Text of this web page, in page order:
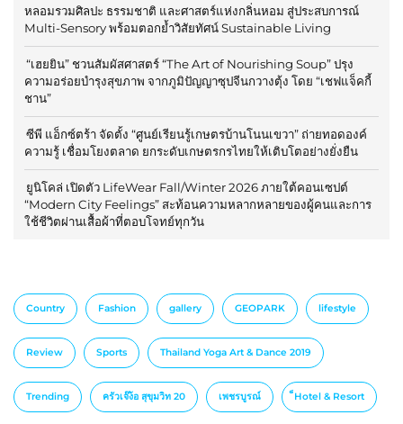
หลอมรวมศิลปะ ธรรมชาติ และศาสตร์แห่งกลิ่นหอม สู่ประสบการณ์
Multi-Sensory พร้อมตอกย้ำวิสัยทัศน์ Sustainable Living
“เฮยยิน” ชวนสัมผัสศาสตร์ “The Art of Nourishing Soup” ปรุง
ความอร่อยบำรุงสุขภาพ จากภูมิปัญญาซุปจีนกวางตุ้ง โดย “เชฟแจ็คกี้
ชาน”
ซีพี แอ็กซ์ตร้า จัดตั้ง “ศูนย์เรียนรู้เกษตรบ้านโนนเขวา” ถ่ายทอดองค์
ความรู้ เชื่อมโยงตลาด ยกระดับเกษตรกรไทยให้เติบโตอย่างยั่งยืน
ยูนิโคล่ เปิดตัว LifeWear Fall/Winter 2026 ภายใต้คอนเซปต์
“Modern City Feelings” สะท้อนความหลากหลายของผู้คนและการ
ใช้ชีวิตผ่านเสื้อผ้าที่ตอบโจทย์ทุกวัน
Country Fashion gallery GEOPARK lifestyle
Review Sports Thailand Yoga Art & Dance 2019
Trending ครัวเจ๊ง้อ สุขุมวิท 20 เพชรบูรณ์ ็Hotel & Resort